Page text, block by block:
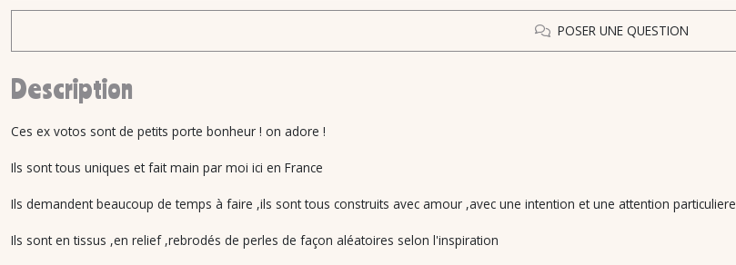
POSER UNE QUESTION
Description
Ces ex votos sont de petits porte bonheur ! on adore !
Ils sont tous uniques et fait main par moi ici en France
Ils demandent beaucoup de temps à faire ,ils sont tous construits avec amour ,avec une intention et une attention particuliere
Ils sont en tissus ,en relief ,rebrodés de perles de façon aléatoires selon l'inspiration